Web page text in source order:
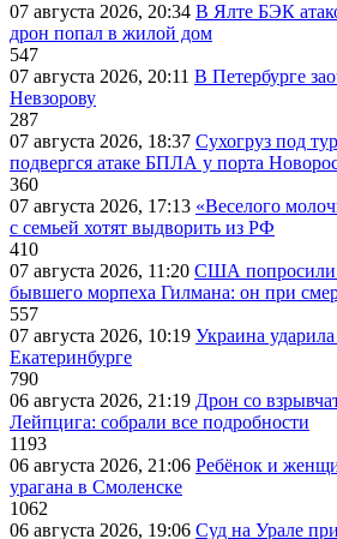
07 августа 2026, 20:34 В Ялте БЭК
дрон попал в жилой дом
547
07 августа 2026, 20:11 В Петербурге
Невзорову
287
07 августа 2026, 18:37 Сухогруз под
подвергся атаке БПЛА у порта
360
07 августа 2026, 17:13 «Веселого
с семьей хотят выдворить из РФ
410
07 августа 2026, 11:20 США попросили
бывшего морпеха Гилмана: он при
557
07 августа 2026, 10:19 Украина
Екатеринбурге
790
06 августа 2026, 21:19 Дрон со
Лейпцига: собрали все подробности
1193
06 августа 2026, 21:06 Ребёнок и
урагана в Смоленске
1062
06 августа 2026, 19:06 Суд на Урале